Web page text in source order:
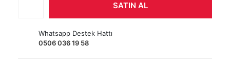
SATIN AL
Whatsapp Destek Hattı
0506 036 19 58